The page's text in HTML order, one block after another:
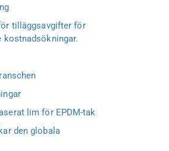
tilläggsavgifter för
kostnadsökningar.
lim för EPDM-tak
den globala